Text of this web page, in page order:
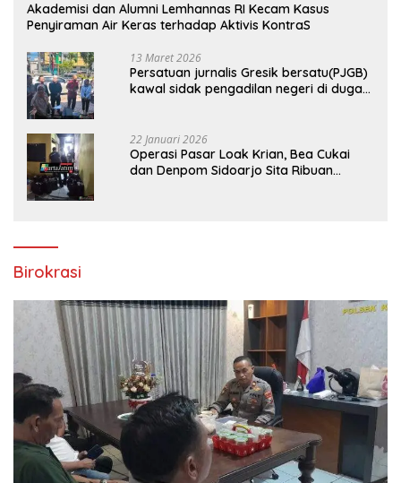
Akademisi dan Alumni Lemhannas RI Kecam Kasus
Penyiraman Air Keras terhadap Aktivis KontraS
13 Maret 2026
Persatuan jurnalis Gresik bersatu(PJGB)
kawal sidak pengadilan negeri di duga
22 Januari 2026
Operasi Pasar Loak Krian, Bea Cukai
dan Denpom Sidoarjo Sita Ribuan
Birokrasi